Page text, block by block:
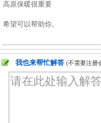
高原保暖很重要
希望可以帮助你。
我也来帮忙解答 (不需要注册